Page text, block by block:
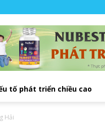
tố phát triển chiều cao
Hải